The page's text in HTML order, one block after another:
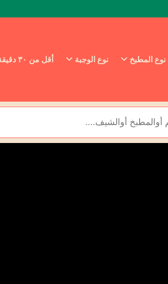
نوع المطبخ نوع الوجبة أقل من ٣٠ دقيقة!